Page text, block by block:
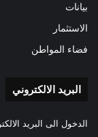
بيانات
الاستثمار
فضاء المواطن
البريد الالكتروني
الدخول الى البريد